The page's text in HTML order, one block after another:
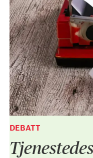
DEBATT